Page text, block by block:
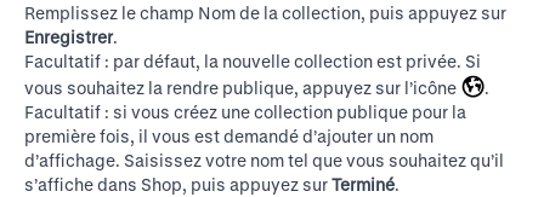
Remplissez le champ Nom de la collection, puis appuyez sur
Enregistrer.
Facultatif : par défaut, la nouvelle collection est privée. Si
vous souhaitez la rendre publique, appuyez sur l’icône
.
Facultatif : si vous créez une collection publique pour la
première fois, il vous est demandé d’ajouter un nom
d’affichage. Saisissez votre nom tel que vous souhaitez qu’il
s’affiche dans Shop, puis appuyez surTerminé.